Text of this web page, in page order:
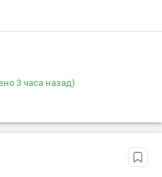
3 часа назад)